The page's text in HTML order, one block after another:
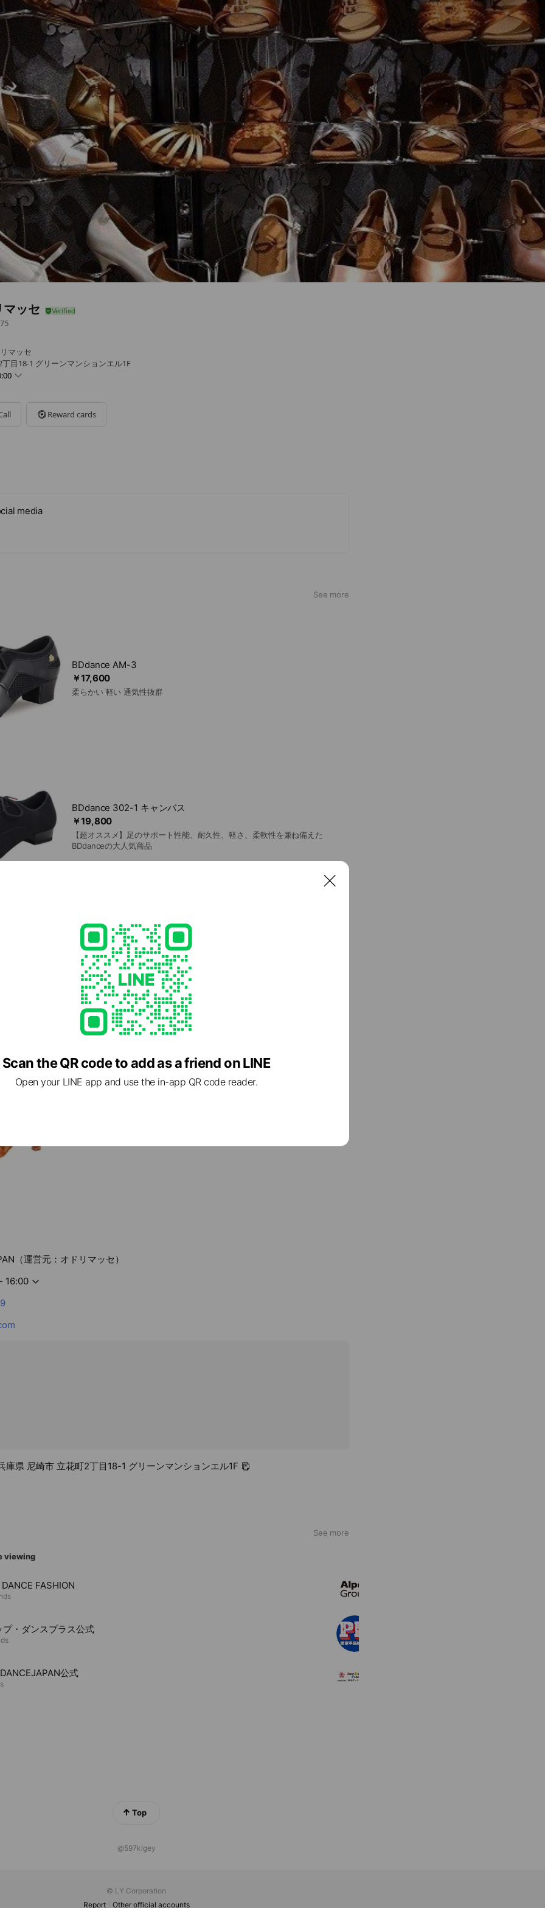
ッセ
マッセ
目18-1 グリーンマンションエル1F
Reward cards
media
See more
￥17,600
BDdance AM-3
柔らかい 軽い 通気性抜群
￥19,800
BDdance 302-1 キャンバス
【超オススメ】足のサポート性能、耐久性、軽さ、柔軟性を兼ね備えた
BDdanceの大人気商品
￥17,600
BDdance 138
WDSFファイナリスト達も使っている大人気モデル
（運営元：オドリマッセ）
16:00
庫県 尼崎市 立花町2丁目18-1 グリーンマンションエル1F
See more
viewing
FASHION
プ・ダンスプラス公式
公式
Top
@597klgey
© LY Corporation
Report
Other official accounts
Scan the QR code to add as a friend on LINE
Open your LINE app and use the in-app QR code reader.